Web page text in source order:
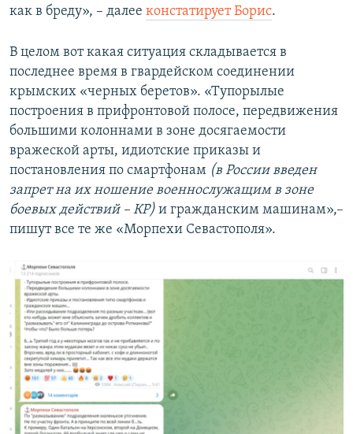
как в бреду», – далее констатирует Борис.
В целом вот какая ситуация складывается в
последнее время в гвардейском соединении
крымских «черных беретов». «Тупорылые
построения в прифронтовой полосе, передвижения
большими колоннами в зоне досягаемости
вражеской арты, идиотские приказы и
постановления по смартфонам (в России введен
запрет на их ношение военнослужащим в зоне
боевых действий – КР) и гражданским машинам»,–
пишут все те же «Морпехи Севастополя».